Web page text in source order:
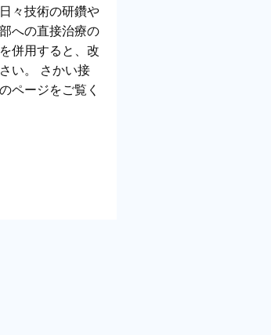
々技術の研鑽や
への直接治療の
併用すると、改
い。 さかい接
ページをご覧く